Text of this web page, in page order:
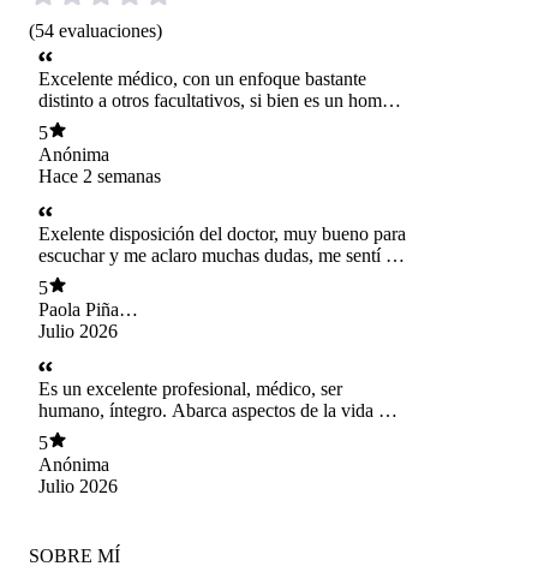
(54 evaluaciones)
Excelente médico, con un enfoque bastante
distinto a otros facultativos, si bien es un hombre
de “ ciencias” también es muy empatico ,
agradable y cuando su diagnóstico, comienza a
ser muy asertivo, el lazo de confianza q se crea
con él, es muy importante. Es una gran persona
5
Anónima
Hace 2 semanas
Exelente disposición del doctor, muy bueno para
escuchar y me aclaro muchas dudas, me sentí en
confianza con el
5
Paola Piña
Henriquez
Julio 2026
Es un excelente profesional, médico, ser
humano, íntegro. Abarca aspectos de la vida y
temáticas de forma impresionante, ayuda a los
pacientes de forma práctica y teórica. La bondad
le antecede y precede.
5
Anónima
Julio 2026
SOBRE MÍ